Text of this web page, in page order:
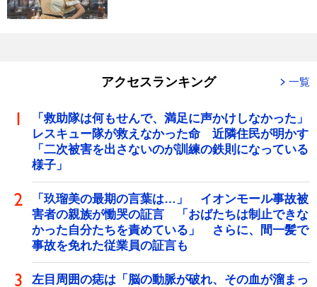
アクセスランキング 一覧
「救助隊は何もせんで、満足に声かけしなかった」
レスキュー隊が救えなかった命 近隣住民が明かす
「二次被害を出さないのが訓練の鉄則になっている
様子」
「玖瑠美の最期の言葉は…」 イオンモール事故被
害者の親族が慟哭の証言 「おばたちは制止できな
かった自分たちを責めている」 さらに、間一髪で
事故を免れた従業員の証言も
左目周囲の痣は「脳の動脈が破れ、その血が溜まっ